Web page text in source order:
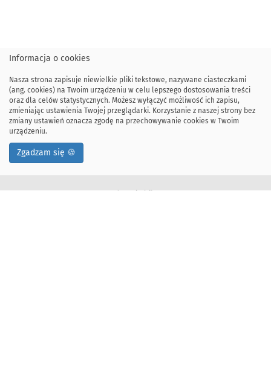
Informacja o cookies
Nasza strona zapisuje niewielkie pliki tekstowe, nazywane ciasteczkami
(ang. cookies) na Twoim urządzeniu w celu lepszego dostosowania treści
oraz dla celów statystycznych. Możesz wyłączyć możliwość ich zapisu,
zmieniając ustawienia Twojej przeglądarki. Korzystanie z naszej strony bez
zmiany ustawień oznacza zgodę na przechowywanie cookies w Twoim
urządzeniu.
Zgadzam się 🍪